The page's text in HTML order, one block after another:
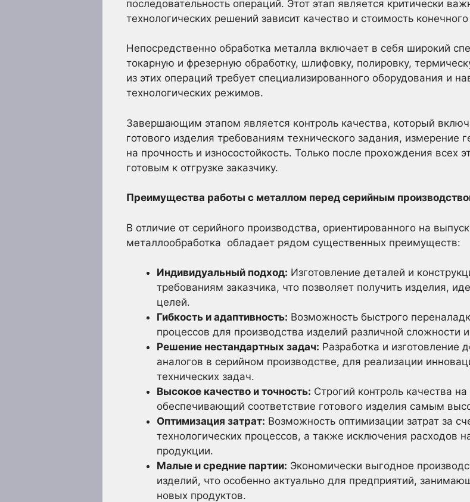
последовательность операций. Этот этап является критически
технологических решений зависит качество и стоимость
Непосредственно обработка металла включает в себя широкий
токарную и фрезерную обработку, шлифовку, полировку,
из этих операций требует специализированного оборудования и
технологических режимов.
Завершающим этапом является контроль качества, который
готового изделия требованиям технического задания, измерение
на прочность и износостойкость. Только после прохождения всех
готовым к отгрузке заказчику.
Преимущества работы с металлом перед серийным
В отличие от серийного производства, ориентированного на
металлообработка обладает рядом существенных преимуществ:
Индивидуальный подход: Изготовление деталей и
требованиям заказчика, что позволяет получить изделия,
целей.
Гибкость и адаптивность: Возможность быстрого
процессов для производства изделий различной сложности
Решение нестандартных задач: Разработка и
аналогов в серийном производстве, для реализации
технических задач.
Высокое качество и точность: Строгий контроль качества
обеспечивающий соответствие готового изделия самым
Оптимизация затрат: Возможность оптимизации затрат за
технологических процессов, а также исключения расходов
продукции.
Малые и средние партии: Экономически выгодное
изделий, что особенно актуально для предприятий,
новых продуктов.